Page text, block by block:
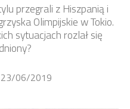
przegrali z Hiszpanią i
Olimpijskie w Tokio.
sytuacjach rozlał się
23/06/2019